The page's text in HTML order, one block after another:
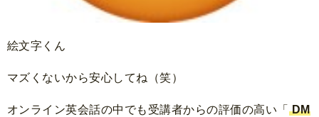
絵文字くん
マズくないから安心してね（笑）
オンライン英会話の中でも受講者からの評価の高い「
DM